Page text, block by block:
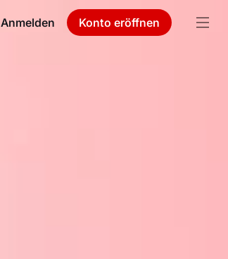
Anmelden Konto eröffnen